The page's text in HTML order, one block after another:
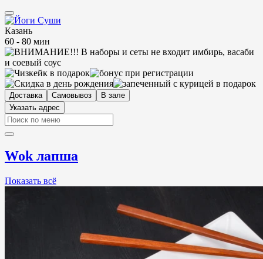
Казань
60 - 80 мин
Доставка Самовывоз
В зале
Указать адрес
Wok лапша
Показать всё